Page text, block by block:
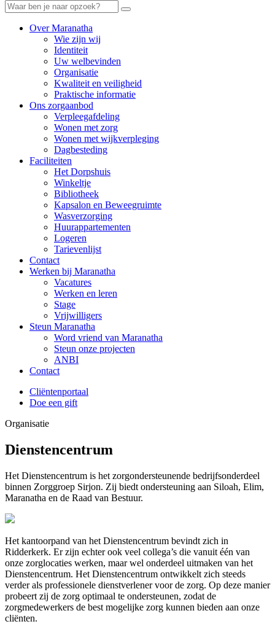
Over Maranatha
Wie zijn wij
Identiteit
Uw welbevinden
Organisatie
Kwaliteit en veiligheid
Praktische informatie
Ons zorgaanbod
Verpleegafdeling
Wonen met zorg
Wonen met wijkverpleging
Dagbesteding
Faciliteiten
Het Dorpshuis
Winkeltje
Bibliotheek
Kapsalon en Beweegruimte
Wasverzorging
Huurappartementen
Logeren
Tarievenlijst
Contact
Werken bij Maranatha
Vacatures
Werken en leren
Stage
Vrijwilligers
Steun Maranatha
Word vriend van Maranatha
Steun onze projecten
ANBI
Contact
Cliëntenportaal
Doe een gift
Organisatie
Dienstencentrum
Het Dienstencentrum is het zorgondersteunende bedrijfsonderdeel
binnen Zorggroep Sirjon. Zij biedt ondersteuning aan Siloah, Elim,
Maranatha en de Raad van Bestuur.
Het kantoorpand van het Dienstencentrum bevindt zich in
Ridderkerk. Er zijn echter ook veel collega’s die vanuit één van
onze zorglocaties werken, maar wel onderdeel uitmaken van het
Dienstencentrum. Het Dienstencentrum ontwikkelt zich steeds
verder als professionele dienstverlener voor de zorg. Op deze manier
probeert zij de zorg optimaal te ondersteunen, zodat de
zorgmedewerkers de best mogelijke zorg kunnen bieden aan onze
cliënten.